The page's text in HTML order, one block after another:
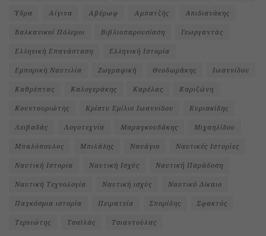
Ύδρα Αίγινα Αβέρωφ Αμπατζής Απιδιανάκης
Βαλκανικοί Πόλεμοι Βιβλιοπαρουσίαση Γεωργαντάς
Ελληνική Επανάσταση Ελληνική Ιστορία
Εμπορική Ναυτιλία Ζωγραφική Θεοδωράκης Ιωαννίδου
Καθρέπτας Καλογεράκης Καρέλας Καριζώνη
Κουντουριώτης Κρίστυ Εμίλιο Ιωαννίδου Κυριακίδης
Λειβαδάς Λογοτεχνία Μαραγκουδάκης Μιχαηλίδου
Μπαλόπουλος Μπιλάλης Ναυάγιο Ναυτικές Ιστορίες
Ναυτική Ιστορία Ναυτική Ισχύς Ναυτική Παράδοση
Ναυτική Τεχνολογία Ναυτική ισχύς Ναυτικό Δίκαιο
Παγκόσμια ιστορία Πειρατεία Σπορίδης Σφακτός
Τερνιώτης Τσαϊλάς Τσιαντούλας